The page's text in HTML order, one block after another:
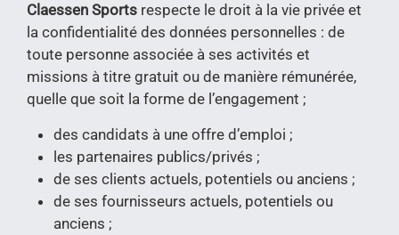
Claessen Sports respecte le droit à la vie privée et
la confidentialité des données personnelles : de
toute personne associée à ses activités et
missions à titre gratuit ou de manière rémunérée,
quelle que soit la forme de l’engagement ;
des candidats à une offre d’emploi ;
les partenaires publics/privés ;
de ses clients actuels, potentiels ou anciens ;
de ses fournisseurs actuels, potentiels ou
anciens ;